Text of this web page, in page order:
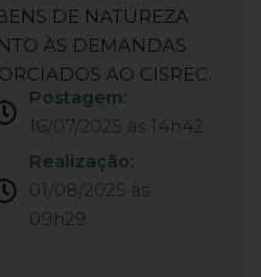
DE NATUREZA
ÀS DEMANDAS
AO CISREC.
Postagem:
16/07/2025 às 14h42
Realização:
01/08/2025 às
09h29